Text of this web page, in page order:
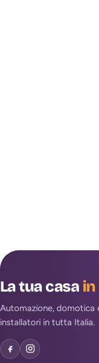
La tua casain
Automazione, domotica
installatori in tutta Italia.